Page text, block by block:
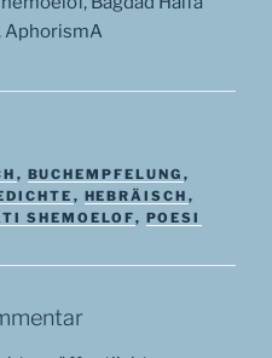
AphorismA
, BUCHEMPFELUNG ,
, HEBRÄISCH ,
SHEMOELOF, POESI